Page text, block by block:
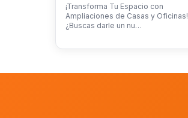
¡Transforma Tu Espacio con
Ampliaciones de Casas y Oficinas!
¿Buscas darle un nu…